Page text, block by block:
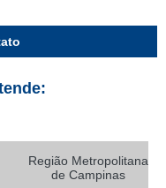
Região Metropolitana
de Campinas